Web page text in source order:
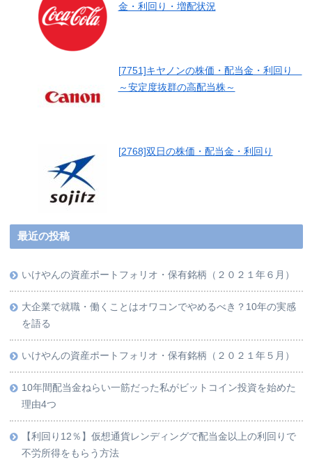
金・利回り・増配状況
[7751]キヤノンの株価・配当金・利回り
～安定度抜群の高配当株～
[2768]双日の株価・配当金・利回り
最近の投稿
いけやんの資産ポートフォリオ・保有銘柄（２０２１年６月）
大企業で就職・働くことはオワコンでやめるべき？10年の実感
を語る
いけやんの資産ポートフォリオ・保有銘柄（２０２１年５月）
10年間配当金ねらい一筋だった私がビットコイン投資を始めた
理由4つ
【利回り12％】仮想通貨レンディングで配当金以上の利回りで
不労所得をもらう方法